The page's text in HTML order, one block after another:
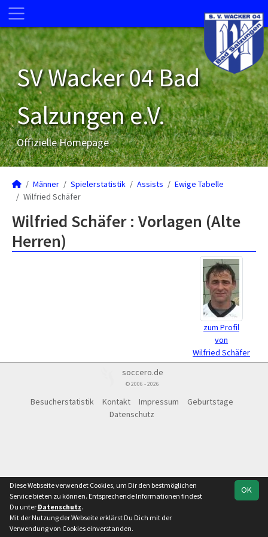
SV Wacker 04 Bad
Salzungen e.V.
Offizielle Homepage
Männer Spielerstatistik Assists
Ewige Tabelle
Wilfried Schäfer
Wilfried Schäfer : Vorlagen (Alte
Herren)
zum Profil
von
Wilfried Schäfer
soccero.de
© 2006 - 2026
Besucherstatistik Kontakt Impressum
Geburtstage
Datenschutz
OK
Diese Webseite verwendet Cookies, um Dir den bestmöglichen
Service bieten zu können. Entsprechende Informationen findest
Du unter Datenschutz.
Mit der Nutzung der Webseite erklärst Du Dich mit der
Verwendung von Cookies einverstanden.